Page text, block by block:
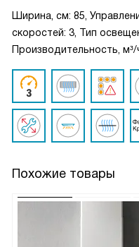
Ширина, см: 85,
скоростей: 3, Тип
Производительность, м³/
Похожие товары